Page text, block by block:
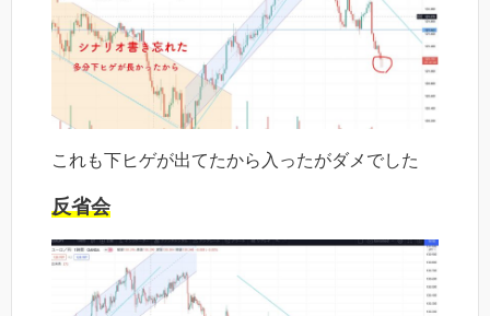
これも下ヒゲが出てたから入ったがダメでした
反省会